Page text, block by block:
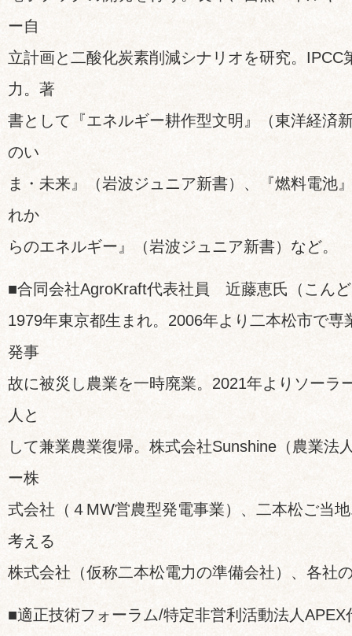
ー自
立計画と二酸化炭素削減シナリオを研究。IPCC
力。著
書として『エネルギー耕作型文明』（東洋経済
のい
ま・未来』（岩波ジュニア新書）、『燃料電池
れか
らのエネルギー』（岩波ジュニア新書）など。
■合同会社AgroKraft代表社員 近藤恵氏（こん
1979年東京都生まれ。2006年より二本松市で専
発事
故に被災し農業を一時廃業。2021年よりソーラ
人と
して兼業農業復帰。株式会社Sunshine（農業法
ー株
式会社（４MW営農型発電事業）、二本松ご当
考える
株式会社（仮称二本松電力の準備会社）、各社
■適正技術フォーラム/特定非営利活動法人APEX